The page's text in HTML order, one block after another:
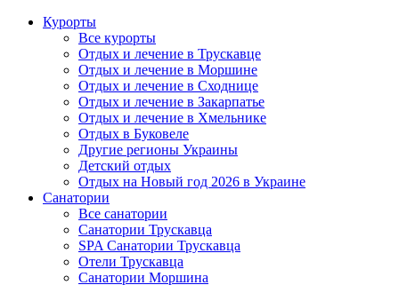
Курорты
Все курорты
Отдых и лечение в Трускавце
Отдых и лечение в Моршине
Отдых и лечение в Сходнице
Отдых и лечение в Закарпатье
Отдых и лечение в Хмельнике
Отдых в Буковеле
Другие регионы Украины
Детский отдых
Отдых на Новый год 2026 в Украине
Санатории
Все санатории
Санатории Трускавца
SPA Санатории Трускавца
Отели Трускавца
Санатории Моршина